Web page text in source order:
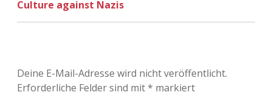
Adventskalender 2022
Adventskalender 2024
Culture against Nazis
Deine E-Mail-Adresse wird nicht veröffentlicht.
Erforderliche Felder sind mit* markiert